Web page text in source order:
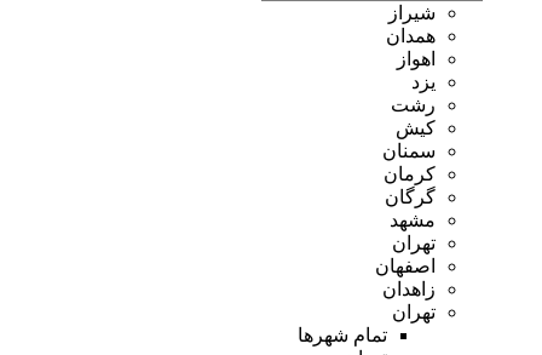
شیراز
همدان
اهواز
یزد
رشت
کیش
سمنان
کرمان
گرگان
مشهد
تهران
اصفهان
زاهدان
تهران
تمام شهر‌ها